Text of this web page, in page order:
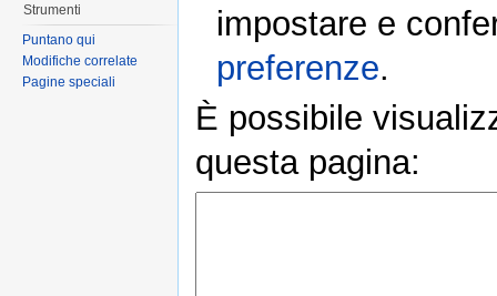
impostare e
preferenze.
È possibile
questa pagina:
Strumenti
Puntano qui
Modifiche correlate
Pagine speciali